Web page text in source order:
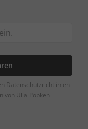
Datenschutzrichtlinien
von Ulla Popken